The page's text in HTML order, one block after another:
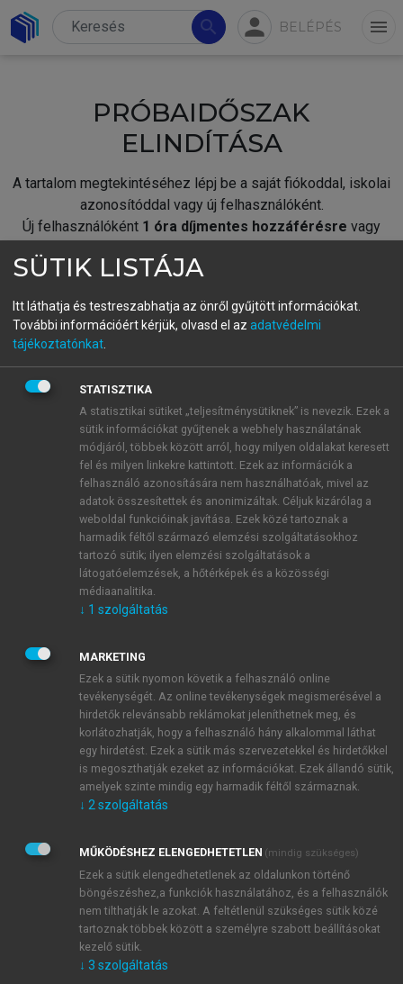
search person BELÉPÉS menu
PRÓBAIDŐSZAK
ELINDÍTÁSA
A tartalom megtekintéséhez lépj be a saját fiókoddal, iskolai
azonosítóddal vagy új felhasználóként.
Új felhasználóként 1 óra díjmentes hozzáférésre vagy
fiókoddal,vagy hozz létre új fiókot.
A regisztráció után apróbaidőszakautomatikusan
BELÉPÉS SAJÁT FIÓKKAL
ÚJ FIÓK LÉTREHOZÁSA
1 óra díjmentes hozzáférés
E-MAIL-CÍM
JELSZÓ
JELSZÓ ÚJRA
Kérek értesítést a MeRSZ újdonságairól, akcióiról.
Kérek értesítést az Akadémiai Kiadó Zrt. újdonságairól,
Adatkezelési tájékoztatóbanfoglaltakat tudomásul
veszem és elfogadom.
Általános vásárlási feltételeket, valamint a szotar.netés a
mersz.huoldalak licencszerződéseiben foglaltakat
tudomásul veszem és elfogadom.
KIPRÓBÁLOM
SÜTIK LISTÁJA
Itt láthatja és testreszabhatja az önről gyűjtött információkat.
További információért kérjük, olvasd el az adatvédelmi
tájékoztatónkat
STATISZTIKA
A statisztikai sütiket „teljesítménysütiknek” is nevezik. Ezek a
sütik információkat gyűjtenek a webhely használatának
módjáról, többek között arról, hogy milyen oldalakat keresett
fel és milyen linkekre kattintott. Ezek az információk a
felhasználó azonosítására nem használhatóak, mivel az
adatok összesítettek és anonimizáltak. Céljuk kizárólag a
weboldal funkcióinak javítása. Ezek közé tartoznak a
harmadik féltől származó elemzési szolgáltatásokhoz
tartozó sütik; ilyen elemzési szolgáltatások a
látogatóelemzések, a hőtérképek és a közösségi
médiaanalitika.
↓ 1 szolgáltatás
MARKETING
Ezek a sütik nyomon követik a felhasználó online
tevékenységét. Az online tevékenységek megismerésével a
hirdetők relevánsabb reklámokat jeleníthetnek meg, és
korlátozhatják, hogy a felhasználó hány alkalommal láthat
egy hirdetést. Ezek a sütik más szervezetekkel és hirdetőkkel
is megoszthatják ezeket az információkat. Ezek állandó sütik,
amelyek szinte mindig egy harmadik féltől származnak.
↓ 2 szolgáltatás
MŰKÖDÉSHEZ ELENGEDHETETLEN (mindig szükséges)
Ezek a sütik elengedhetetlenek az oldalunkon történő
böngészéshez,a funkciók használatához, és a felhasználók
nem tilthatják le azokat. A feltétlenül szükséges sütik közé
tartoznak többek között a személyre szabott beállításokat
kezelő sütik.
↓ 3 szolgáltatás